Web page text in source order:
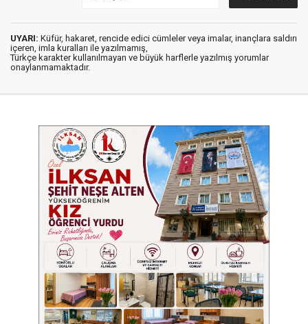
UYARI: Küfür, hakaret, rencide edici cümleler veya imalar, inançlara saldırı
içeren, imla kuralları ile yazılmamış,
Türkçe karakter kullanılmayan ve büyük harflerle yazılmış yorumlar
onaylanmamaktadır.